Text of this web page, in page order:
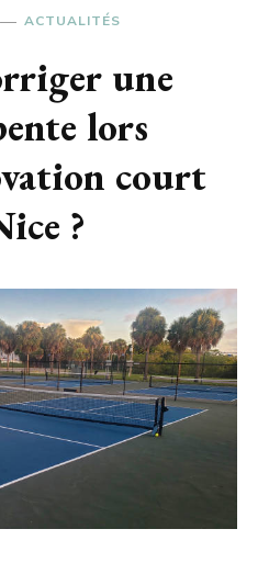
ACTUALITÉS
une
lors
court
?